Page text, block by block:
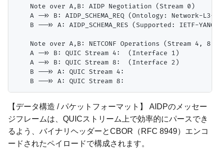
    Note over A,B: AIDP Negotiation (Stream 0)
A ->> B: AIDP_SCHEMA_REQ (Ontology: Network-L3-
B -->> A: AIDP_SCHEMA_RES (Supported: IETF-
Note over A,B: NETCONF Operations (Stream 4, 8,
    A ->> B: QUIC Stream 4:  (Interface 1)
    A ->> B: QUIC Stream 8:  (Interface 2)
    B -->> A: QUIC Stream 4:
【データ構造 / パケットフォーマット】 AIDPのメッセー
ジフレームは、QUICストリーム上で効率的にパースでき
るよう、バイナリヘッダーとCBOR（RFC 8949）エンコ
ードされたペイロードで構成されます。